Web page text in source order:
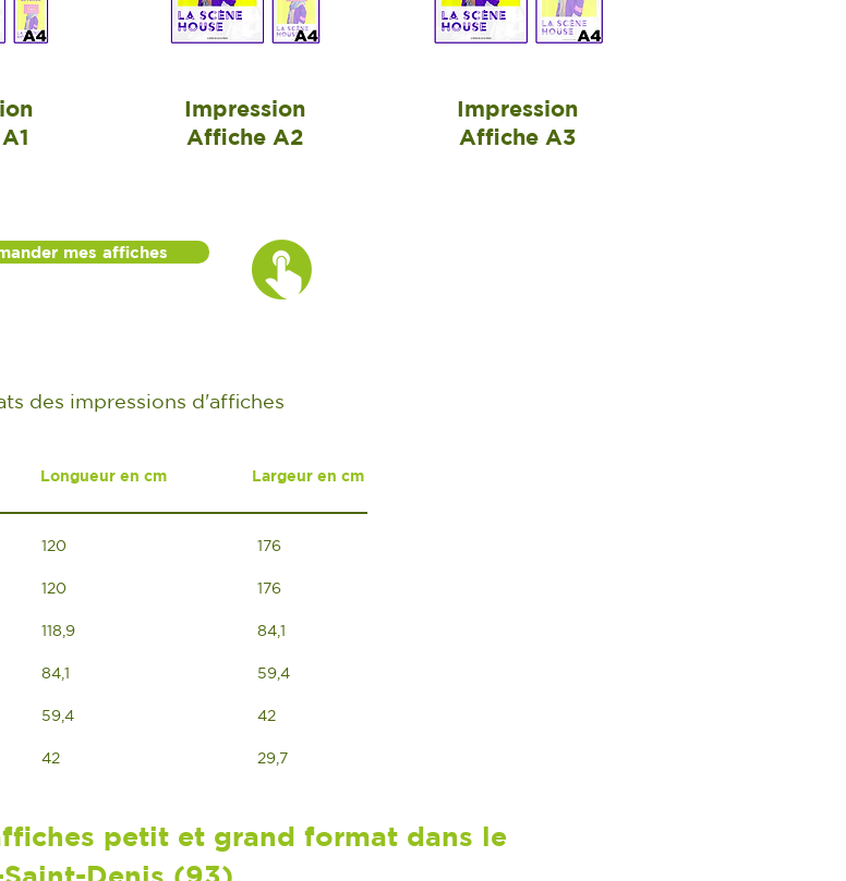
Impression
Affiche A2
Impression
Affiche A3
mes affiches
des impressions d'affiches
Longueur en cm Largeur en cm
120
120
118,9
84,1
59,4
42
176
176
84,1
59,4
42
29,7
petit et grand format dans le